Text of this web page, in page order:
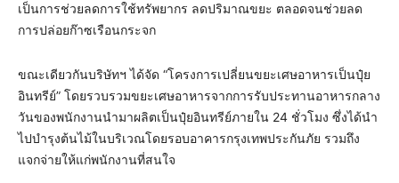
เป็นการช่วยลดการใช้ทรัพยากร ลดปริมาณขยะ ตลอดจนช่วยลด
การปล่อยก๊าซเรือนกระจก
ขณะเดียวกันบริษัทฯ ได้จัด “โครงการเปลี่ยนขยะเศษอาหารเป็นปุ๋ย
อินทรีย์” โดยรวบรวมขยะเศษอาหารจากการรับประทานอาหารกลาง
วันของพนักงานนำมาผลิตเป็นปุ๋ยอินทรีย์ภายใน 24 ชั่วโมง ซึ่งได้นำ
ไปบำรุงต้นไม้ในบริเวณโดยรอบอาคารกรุงเทพประกันภัย รวมถึง
แจกจ่ายให้แก่พนักงานที่สนใจ